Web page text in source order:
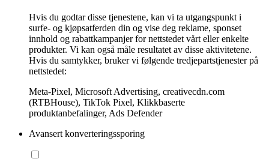
Hvis du godtar disse tjenestene, kan vi ta utgangspunkt i
surfe- og kjøpsatferden din og vise deg reklame, sponset
innhold og rabattkampanjer for nettstedet vårt eller enkelte
produkter. Vi kan også måle resultatet av disse aktivitetene.
Hvis du samtykker, bruker vi følgende tredjepartstjenester på
nettstedet:
Meta-Pixel, Microsoft Advertising, creativecdn.com
(RTBHouse), TikTok Pixel, Klikkbaserte
produktanbefalinger, Ads Defender
Avansert konverteringssporing